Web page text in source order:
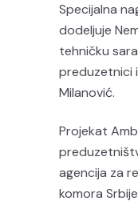
Specijalna
dodeljuje
tehničku
preduzetnici
Milanović.
Projekat
agencija za
komora